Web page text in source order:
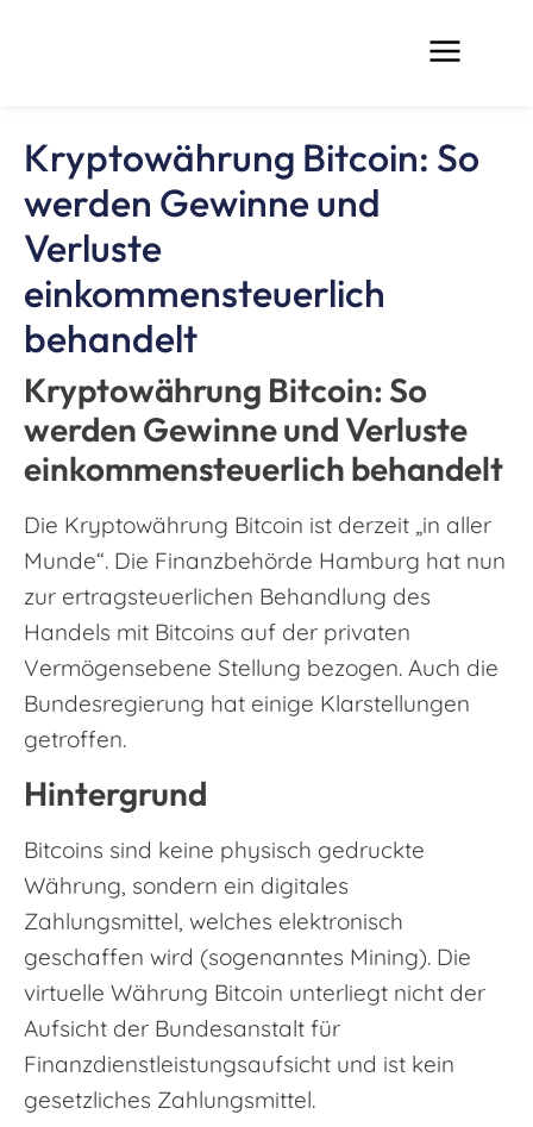
Kryptowährung Bitcoin: So
werden Gewinne und
Verluste
einkommensteuerlich
behandelt
Kryptowährung Bitcoin: So
werden Gewinne und Verluste
einkommensteuerlich behandelt
Die Kryptowährung Bitcoin ist derzeit „in aller
Munde“. Die Finanzbehörde Hamburg hat nun
zur ertragsteuerlichen Behandlung des
Handels mit Bitcoins auf der privaten
Vermögensebene Stellung bezogen. Auch die
Bundesregierung hat einige Klarstellungen
getroffen.
Hintergrund
Bitcoins sind keine physisch gedruckte
Währung, sondern ein digitales
Zahlungsmittel, welches elektronisch
geschaffen wird (sogenanntes Mining). Die
virtuelle Währung Bitcoin unterliegt nicht der
Aufsicht der Bundesanstalt für
Finanzdienstleistungsaufsicht und ist kein
gesetzliches Zahlungsmittel.